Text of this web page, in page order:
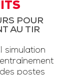
POUR
AU TIR
simulation
postes